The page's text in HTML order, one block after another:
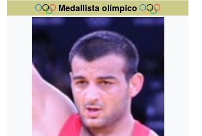
Medallista olímpico